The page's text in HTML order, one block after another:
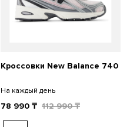
Кроссовки New Balance 740
На каждый день
78 990 ₸ 112 990₸